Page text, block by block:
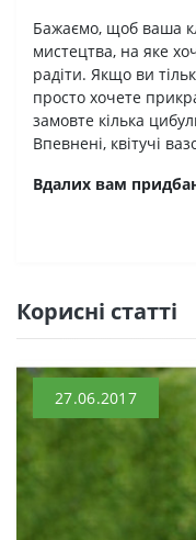
Бажаємо, щоб ваша
мистецтва, на яке
радіти. Якщо ви
просто хочете
замовте кілька
Впевнені, квітучі
Вдалих вам
Кориснi статтi
27.06.2017